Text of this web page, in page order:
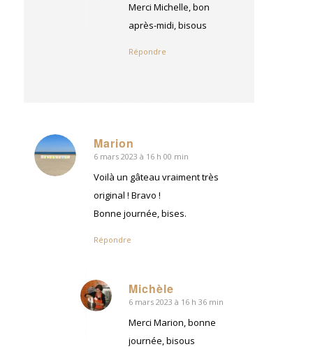
Merci Michelle, bon
après-midi, bisous
Répondre
Marion
dit
:
6 mars 2023 à 16 h 00 min
Voilà un gâteau vraiment très
original ! Bravo !
Bonne journée, bises.
Répondre
Michèle
dit
6 mars 2023 à 16 h 36 min
Merci Marion, bonne
journée, bisous